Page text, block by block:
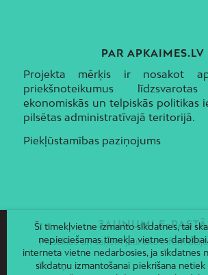
PAR APKAIMES.LV
Projekta mērķis ir nosakot
priekšnoteikumus
ekonomiskās un telpiskās politikas
pilsētas administratīvajā teritorijā.
Piekļūstamības paziņojums
JAUNUMI E-PASTĀ
Piesakies un saņem jaunāko
Šī tīmekļvietne izmanto sīkdatnes, tai
nepieciešamas tīmekļa vietnes
interneta vietne nedarbosies, ja sīkdatnes
sīkdatņu izmantošanai piekrišana netiek